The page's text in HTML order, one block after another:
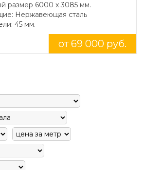
размер 6000 x 3085 мм.
Нержавеющая сталь
45 мм.
от 69 000 руб.